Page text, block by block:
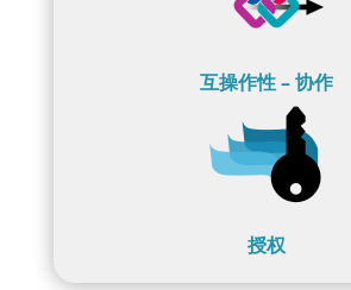
互操作性 – 协作
授权